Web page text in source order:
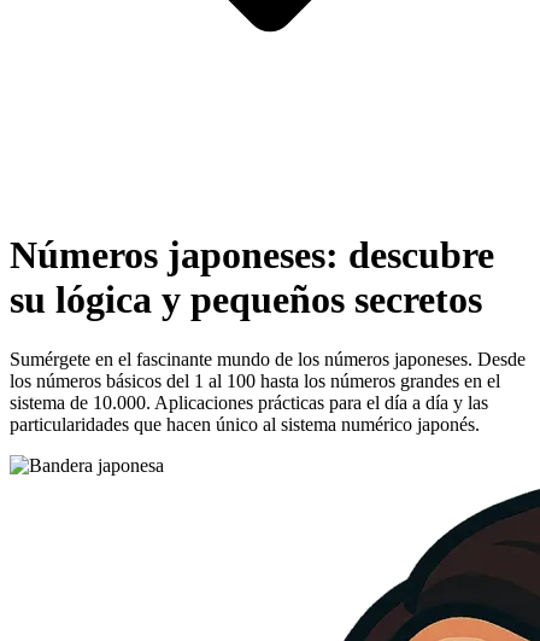
Números japoneses: descubre
su lógica y pequeños secretos
Sumérgete en el fascinante mundo de los números japoneses. Desde
los números básicos del 1 al 100 hasta los números grandes en el
sistema de 10.000. Aplicaciones prácticas para el día a día y las
particularidades que hacen único al sistema numérico japonés.